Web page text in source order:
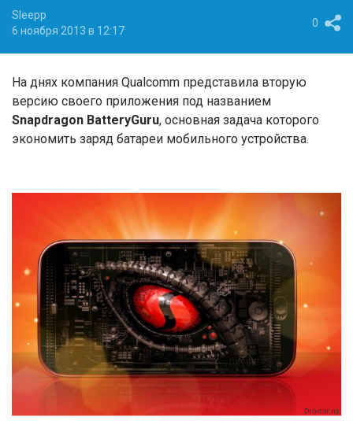
Sleepp
6 ноября 2013 в 12:17
0
На днях компания Qualcomm представила вторую
версию своего приложения под названием
Snapdragon BatteryGuru, основная задача которого
экономить заряд батареи мобильного устройства.